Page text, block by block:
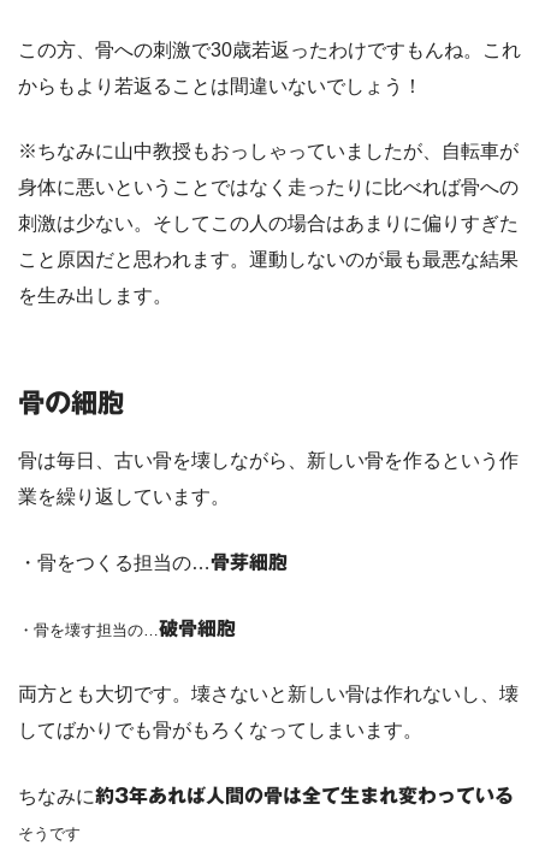
この方、骨への刺激で30歳若返ったわけですもんね。これ
からもより若返ることは間違いないでしょう！
※ちなみに山中教授もおっしゃっていましたが、自転車が
身体に悪いということではなく走ったりに比べれば骨への
刺激は少ない。そしてこの人の場合はあまりに偏りすぎた
こと原因だと思われます。運動しないのが最も最悪な結果
を生み出します。
骨の細胞
骨は毎日、古い骨を壊しながら、新しい骨を作るという作
業を繰り返しています。
・骨をつくる担当の…骨芽細胞
・骨を壊す担当の…破骨細胞
両方とも大切です。壊さないと新しい骨は作れないし、壊
してばかりでも骨がもろくなってしまいます。
ちなみに約3年あれば人間の骨は全て生まれ変わっている
そうです